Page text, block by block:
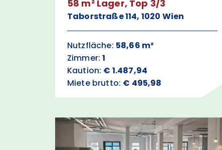
58 m² Lager, Top 3/3
Taborstraße 114, 1020 Wien
Nutzfläche: 58,66 m²
Zimmer:1
Kaution: € 1.487,94
Miete brutto: € 495,98